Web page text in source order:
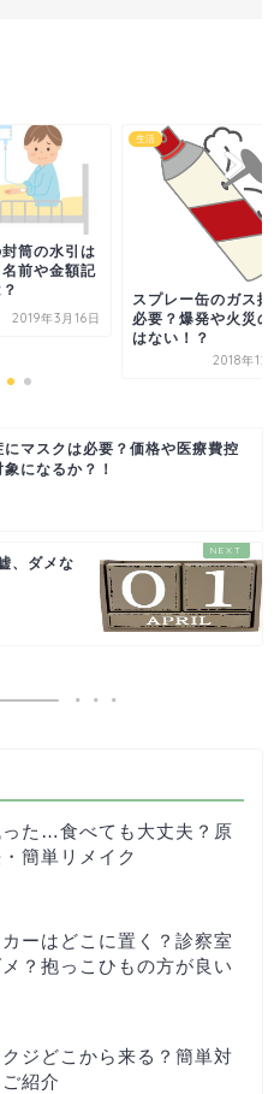
筒の水引は
前や金額記
2019年3月16日
生活
スプレー缶のガス抜
必要？爆発や火災の
はない！？
2018年12
にマスクは必要？価格や医療費控
象になるか？！
、ダメな
った…食べても大丈夫？原
簡単リメイク
ーはどこに置く？診察室
？抱っこひもの方が良い
ジどこから来る？簡単対
紹介